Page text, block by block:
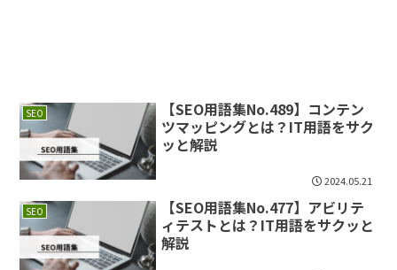
SEO
【SEO用語集No.489】コンテン
ツマッピングとは？IT用語をサク
ッと解説
2024.05.21
SEO
【SEO用語集No.477】アビリテ
ィテストとは？IT用語をサクッと
解説